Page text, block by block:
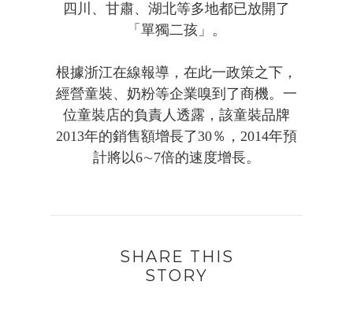
四川、甘肅、湖北等多地都已放開了
「單獨二孩」。
根據浙江在線報導，在此一政策之下，
經營童裝、奶粉等企業嗅到了商機。一
位童裝店的負責人透露，該童裝品牌
2013年的銷售額增長了30％，2014年預
計將以6∼7倍的速度增長。
SHARE THIS
STORY